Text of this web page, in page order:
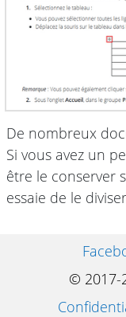
De nombreux
Si vous avez un
être le conserver
essaie de le
© 2017-